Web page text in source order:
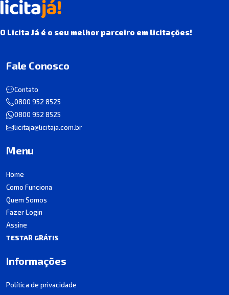
O Licita Já é o seu melhor parceiro em licitações!
Fale Conosco
Contato
0800 952 8525
0800 952 8525
licitaja@licitaja.com.br
Menu
Home
Como Funciona
Quem Somos
Fazer Login
Assine
TESTAR GRÁTIS
Informações
Política de privacidade